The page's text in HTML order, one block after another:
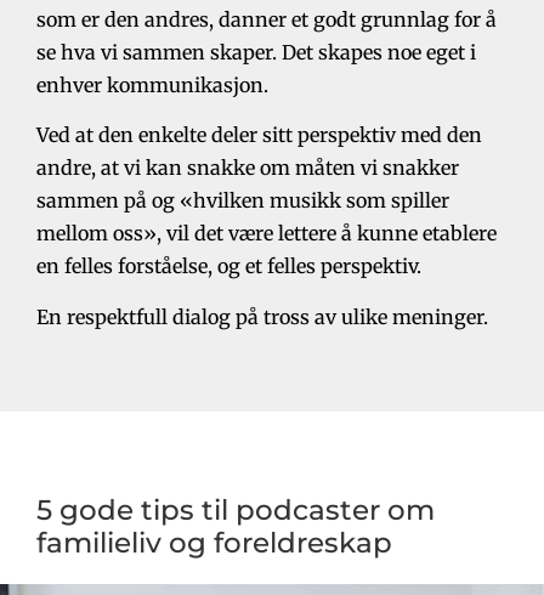
som er den andres, danner et godt grunnlag for å
se hva vi sammen skaper. Det skapes noe eget i
enhver kommunikasjon.
Ved at den enkelte deler sitt perspektiv med den
andre, at vi kan snakke om måten vi snakker
sammen på og «hvilken musikk som spiller
mellom oss», vil det være lettere å kunne etablere
en felles forståelse, og et felles perspektiv.
En respektfull dialog på tross av ulike meninger.
5 gode tips til podcaster om
familieliv og foreldreskap